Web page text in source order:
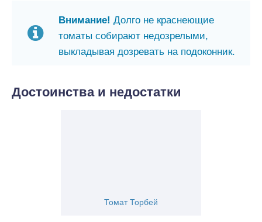
Внимание! Долго не краснеющие
томаты собирают недозрелыми,
выкладывая дозревать на подоконник.
Достоинства и недостатки
Томат Торбей